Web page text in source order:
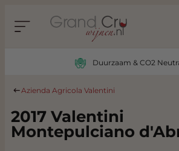
Duurzaam & CO2
Azienda Agricola Valentini
2017 Valentini
Montepulciano